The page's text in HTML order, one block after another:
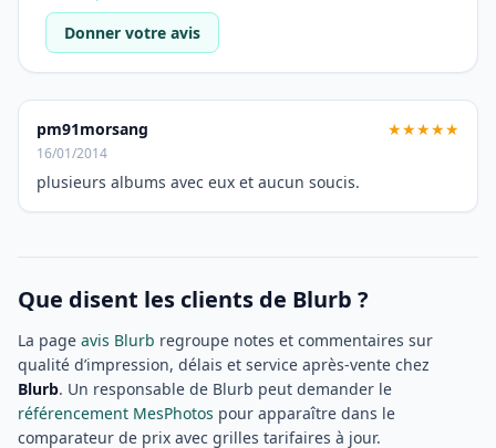
Donner votre avis
pm91morsang ★★★★★
16/01/2014
plusieurs albums avec eux et aucun soucis.
Que disent les clients de Blurb ?
La page avis Blurb regroupe notes et commentaires sur
qualité d’impression, délais et service après-vente chez
Blurb. Un responsable de Blurb peut demander le
référencement MesPhotos pour apparaître dans le
comparateur de prix avec grilles tarifaires à jour.